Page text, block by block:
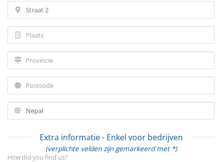
Extra informatie - Enkel voor bedrijven
(verplichte velden zijn gemarkeerd met *)
How did you find us?